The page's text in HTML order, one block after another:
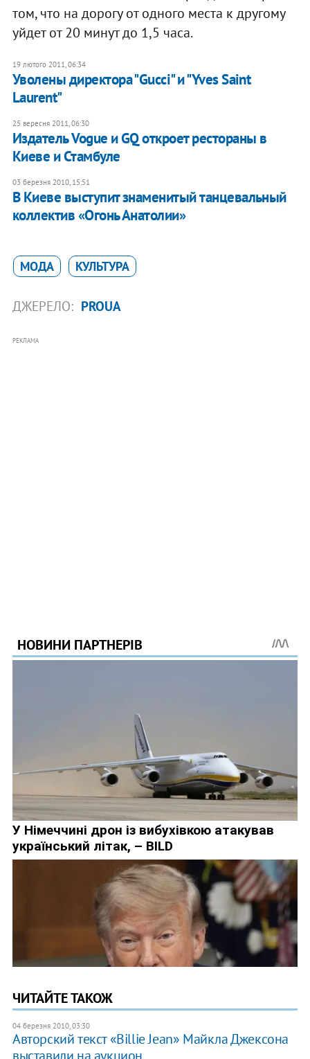
том, что на дорогу от одного места к другому
уйдет от 20 минут до 1,5 часа.
19 лютого 2011, 06:34
Уволены директора "Gucci" и "Yves Saint
Laurent"
25 вересня 2011, 06:30
Издатель Vogue и GQ откроет рестораны в
Киеве и Стамбуле
03 березня 2010, 15:51
В Киеве выступит знаменитый танцевальный
коллектив «Огонь Анатолии»
МОДА КУЛЬТУРА
ДЖЕРЕЛО: PROUA
РЕКЛАМА
ЧИТАЙТЕ ТАКОЖ
04 березня 2010, 03:30
Авторский текст «Billie Jean» Майкла Джексона
выставили на аукцион